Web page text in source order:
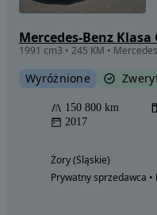
Mercedes-Benz Klasa
Wyróżnione
150 800 km
2017
Żory (Śląskie)
Prywatny sprzedawca •